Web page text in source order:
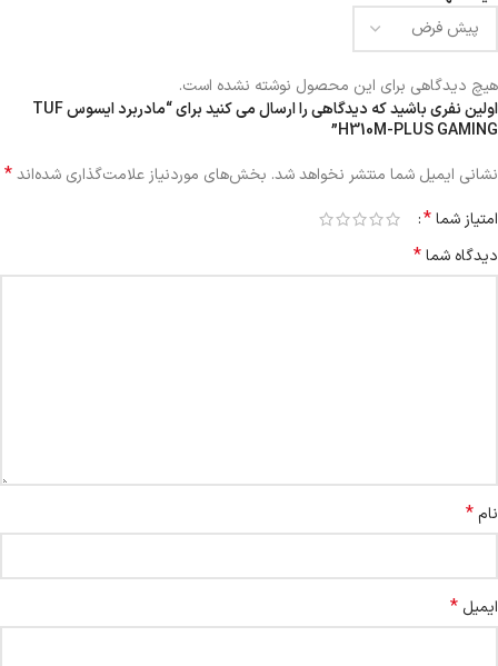
هیچ دیدگاهی برای این محصول نوشته نشده است.
اولین نفری باشید که دیدگاهی را ارسال می کنید برای “مادربرد ایسوس TUF
H310M-PLUS GAMING”
نشانی ایمیل شما منتشر نخواهد شد. بخش‌های موردنیاز علامت‌گذاری شده‌اند*
امتیاز شما*
دیدگاه شما*
نام*
ایمیل *